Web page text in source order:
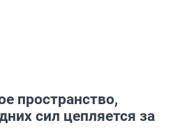
пространство,
сил цепляется за